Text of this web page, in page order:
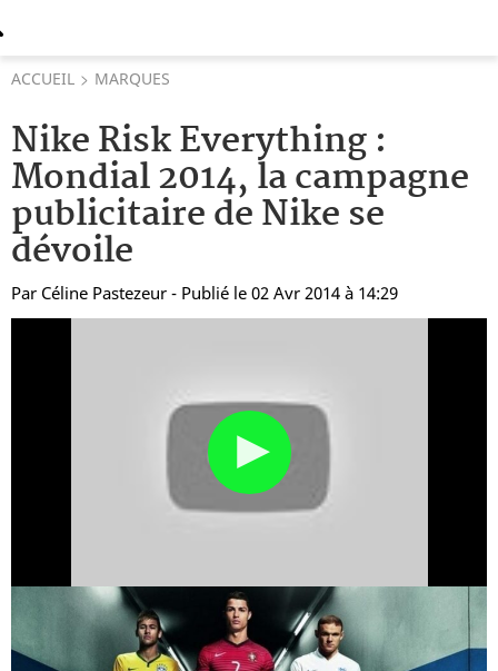
ACCUEIL MARQUES
Nike Risk Everything :
Mondial 2014, la campagne
publicitaire de Nike se
dévoile
Par Céline Pastezeur - Publié le 02 Avr 2014 à 14:29